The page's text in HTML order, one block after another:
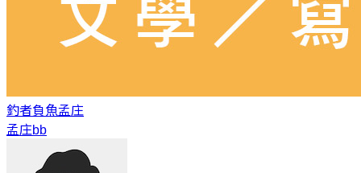
釣者負魚孟庄
孟庄bb